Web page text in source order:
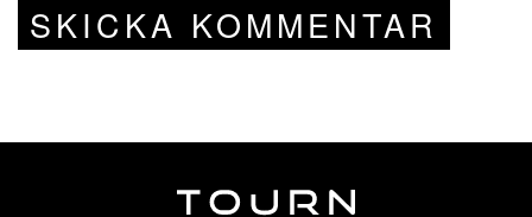
SKICKA KOMMENTAR